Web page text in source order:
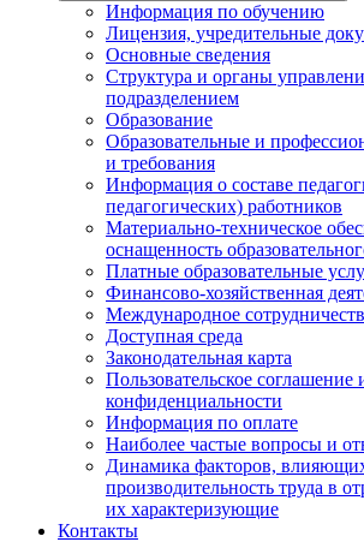
Информация по обучению
Лицензия, учредительные
Основные сведения
Структура и органы
подразделением
Образование
Образовательные и
и требования
Информация о составе
педагогических) работников
Материально-техническое
оснащенность
Платные образовательные
Финансово-хозяйственная
Международное
Доступная среда
Законодательная карта
Пользовательское соглашение
конфиденциальности
Информация по оплате
Наиболее частые вопросы и
Динамика факторов,
производительность труда в
их характеризующие
Контакты